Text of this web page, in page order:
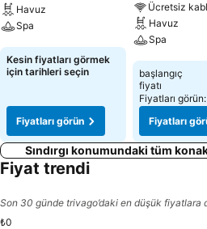
Havuz
Spa
Fiyatları görün
Kesin fiyatları görmek
için tarihleri seçin
Fiyatları görün
Havuz
Spa
Fiyatları
başlangıç
fiyatı
Fiyatları görün:
Fiyatları
Sındırgı konumundaki tüm
Fiyat trendi
Son 30 günde trivago’daki en düşük fiyatlara
₺0